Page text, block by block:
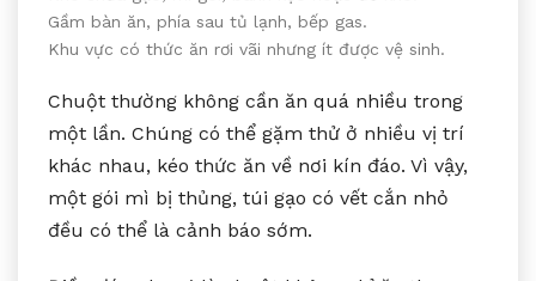
Gầm bàn ăn, phía sau tủ lạnh, bếp gas.
Khu vực có thức ăn rơi vãi nhưng ít được vệ sinh.
Chuột thường không cần ăn quá nhiều trong
một lần. Chúng có thể gặm thử ở nhiều vị trí
khác nhau, kéo thức ăn về nơi kín đáo. Vì vậy,
một gói mì bị thủng, túi gạo có vết cắn nhỏ
đều có thể là cảnh báo sớm.